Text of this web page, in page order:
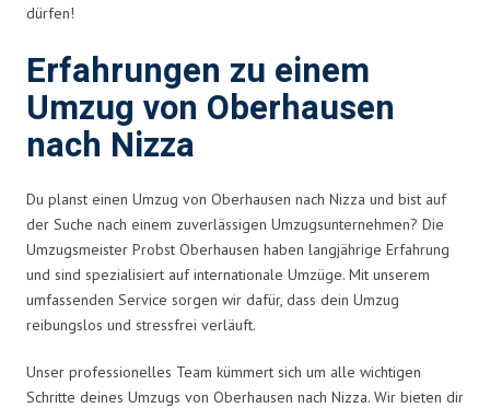
dürfen!
Erfahrungen zu einem
Umzug von Oberhausen
nach Nizza
Du planst einen Umzug von Oberhausen nach Nizza und bist auf
der Suche nach einem zuverlässigen Umzugsunternehmen? Die
Umzugsmeister Probst Oberhausen haben langjährige Erfahrung
und sind spezialisiert auf internationale Umzüge. Mit unserem
umfassenden Service sorgen wir dafür, dass dein Umzug
reibungslos und stressfrei verläuft.
Unser professionelles Team kümmert sich um alle wichtigen
Schritte deines Umzugs von Oberhausen nach Nizza. Wir bieten dir